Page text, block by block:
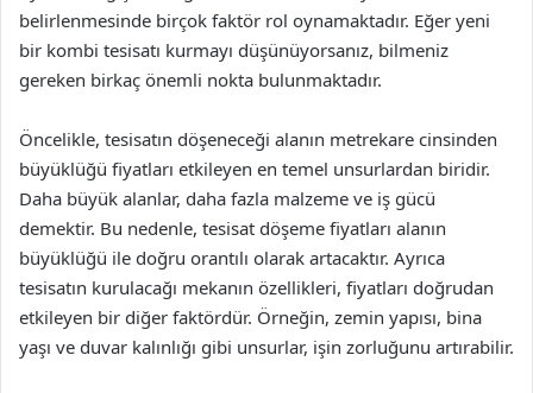
belirlenmesinde birçok faktör rol oynamaktadır. Eğer yeni
bir kombi tesisatı kurmayı düşünüyorsanız, bilmeniz
gereken birkaç önemli nokta bulunmaktadır.
Öncelikle, tesisatın döşeneceği alanın metrekare cinsinden
büyüklüğü fiyatları etkileyen en temel unsurlardan biridir.
Daha büyük alanlar, daha fazla malzeme ve iş gücü
demektir. Bu nedenle, tesisat döşeme fiyatları alanın
büyüklüğü ile doğru orantılı olarak artacaktır. Ayrıca
tesisatın kurulacağı mekanın özellikleri, fiyatları doğrudan
etkileyen bir diğer faktördür. Örneğin, zemin yapısı, bina
yaşı ve duvar kalınlığı gibi unsurlar, işin zorluğunu artırabilir.